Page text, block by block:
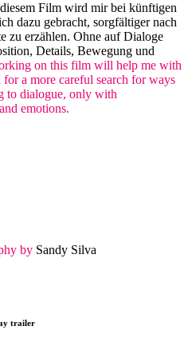
Film wird mir bei künftigen
dazu gebracht, sorgfältiger nach
zu erzählen. Ohne auf Dialoge
Details, Bewegung und
on this film will help me with
a more careful search for ways
to dialogue, only with
emotions.
by Sandy Silva
trailer